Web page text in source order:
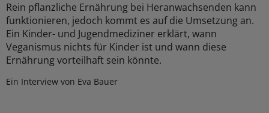
Rein pflanzliche Ernährung bei Heranwachsenden kann
funktionieren, jedoch kommt es auf die Umsetzung an.
Ein Kinder- und Jugendmediziner erklärt, wann
Veganismus nichts für Kinder ist und wann diese
Ernährung vorteilhaft sein könnte.
Ein Interview von Eva Bauer